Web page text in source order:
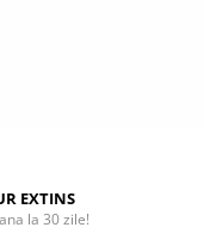
EXTINS
la 30 zile!